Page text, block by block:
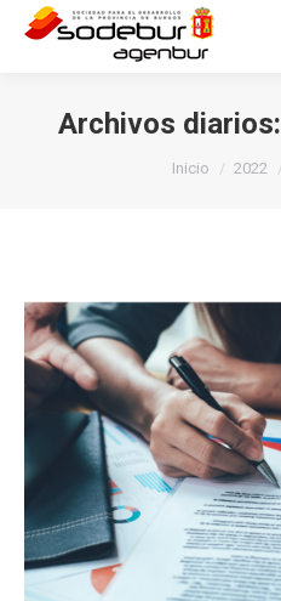
Archivos diarios:
Inicio 2022